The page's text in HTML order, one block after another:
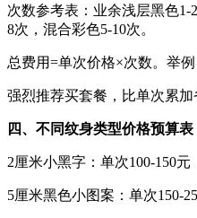
次数参考表：业余浅层黑色1-
8次，混合彩色5-10次。
总费用=单次价格×次数。举
强烈推荐买套餐，比单次累加
四、不同纹身类型价格预算表
2厘米小黑字：单次100-150元
5厘米黑色小图案：单次150-